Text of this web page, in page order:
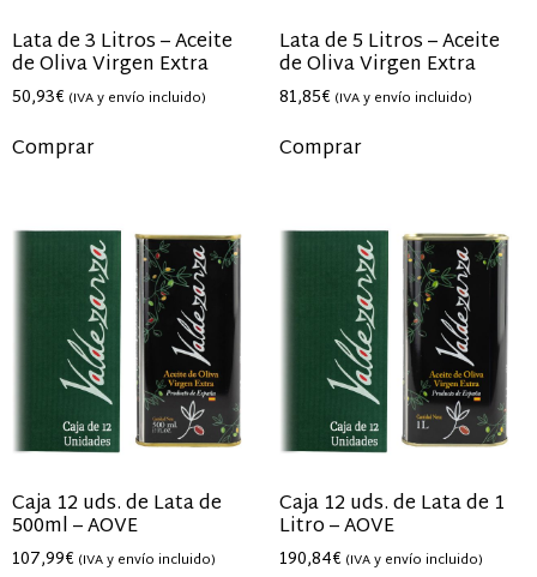
Lata de 3 Litros – Aceite
de Oliva Virgen Extra
50,93€ (IVA y envío incluido)
Comprar
Lata de 5 Litros – Aceite
de Oliva Virgen Extra
81,85€ (IVA y envío incluido)
Comprar
Caja 12 uds. de Lata de
500ml – AOVE
107,99€ (IVA y envío incluido)
Caja 12 uds. de Lata de 1
Litro – AOVE
190,84€ (IVA y envío incluido)